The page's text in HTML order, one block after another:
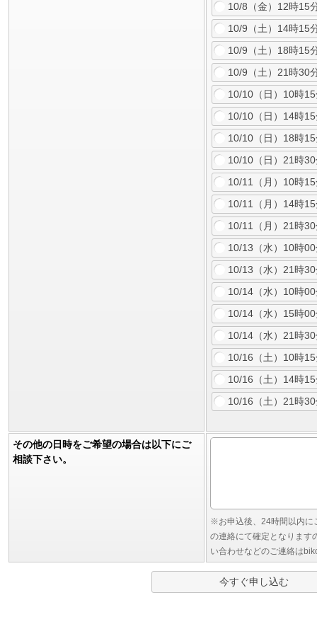
10/8（金）12時15
10/9（土）14時15
10/9（土）18時15
10/9（土）21時30
10/10（日）10時
10/10（日）14時
10/10（日）18時
10/10（日）21時
10/11（月）10時
10/11（月）14時
10/11（月）21時
10/13（水）10時
10/13（水）21時
10/14（水）10時
10/14（水）15時
10/14（水）21時
10/16（土）10時
10/16（土）14時
10/16（土）21時
その他の日時をご希望の場合は以下にご
相談下さい。
※お申込後、24時間以内に
の連絡にて確定となります
い合わせなどのご連絡は